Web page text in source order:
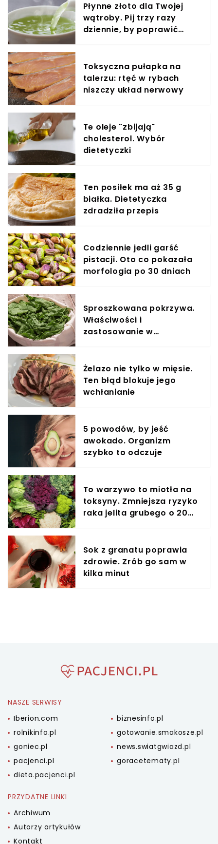
Płynne złoto dla Twojej
wątroby. Pij trzy razy
dziennie, by poprawić
Toksyczna pułapka na
talerzu: rtęć w rybach
niszczy układ nerwowy
Te oleje "zbijają"
cholesterol. Wybór
dietetyczki
Ten posiłek ma aż 35 g
białka. Dietetyczka
zdradziła przepis
Codziennie jedli garść
pistacji. Oto co pokazała
morfologia po 30 dniach
Sproszkowana pokrzywa.
Właściwości i
zastosowanie w
Żelazo nie tylko w mięsie.
Ten błąd blokuje jego
wchłanianie
5 powodów, by jeść
awokado. Organizm
szybko to odczuje
To warzywo to miotła na
toksyny. Zmniejsza ryzyko
raka jelita grubego o 20
Sok z granatu poprawia
zdrowie. Zrób go sam w
kilka minut
NASZE SERWISY
Iberion.com
biznesinfo.pl
rolnikinfo.pl
gotowanie.smakosze.pl
goniec.pl
news.swiatgwiazd.pl
pacjenci.pl
goracetematy.pl
dieta.pacjenci.pl
PRZYDATNE LINKI
Archiwum
Autorzy artykułów
Kontakt